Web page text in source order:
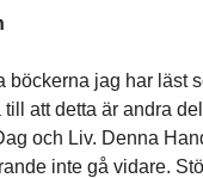
böckerna jag har läst
att detta är andra
och Liv. Denna
inte gå vidare.